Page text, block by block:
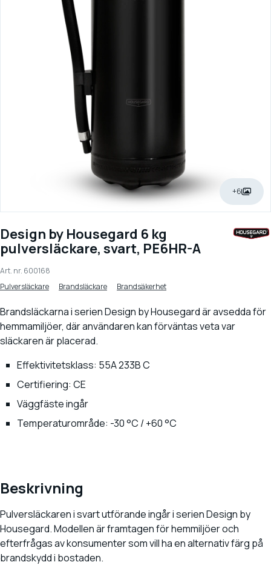
+6
Design by Housegard 6 kg
pulversläckare, svart, PE6HR-A
Art. nr. 600168
Pulversläckare
Brandsläckare Brandsäkerhet
Brandsläckarna i serien Design by Housegard är avsedda för
hemmamiljöer, där användaren kan förväntas veta var
släckaren är placerad.
Effektivitetsklass: 55A 233B C
Certifiering: CE
Väggfäste ingår
Temperaturområde: -30 °C / +60 °C
Beskrivning
Pulversläckaren i svart utförande ingår i serien Design by
Housegard. Modellen är framtagen för hemmiljöer och
efterfrågas av konsumenter som vill ha en alternativ färg på
brandskydd i bostaden.